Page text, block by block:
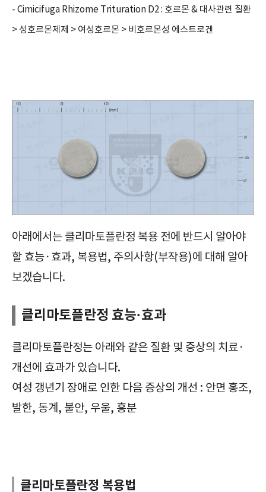
- Cimicifuga Rhizome Trituration D2 : 호르몬 & 대사관련 질환
> 성호르몬제제 > 여성호르몬 > 비호르몬성 에스트로겐
아래에서는 클리마토플란정 복용 전에 반드시 알아야
할 효능·효과, 복용법, 주의사항(부작용)에 대해 알아
보겠습니다.
클리마토플란정 효능·효과
클리마토플란정는 아래와 같은 질환 및 증상의 치료·
개선에 효과가 있습니다.
여성 갱년기 장애로 인한 다음 증상의 개선 : 안면 홍조,
발한, 동계, 불안, 우울, 흥분
클리마토플란정 복용법